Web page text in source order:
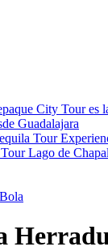
City Tour es
Guadalajara
Tour
Lago de